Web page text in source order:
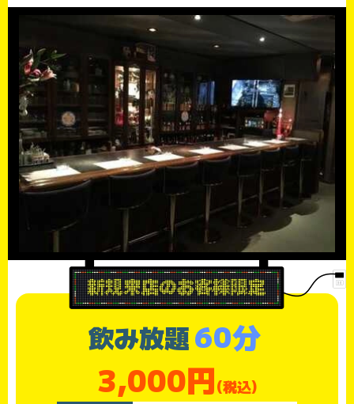
飲み放題60分
3,000円(税込)